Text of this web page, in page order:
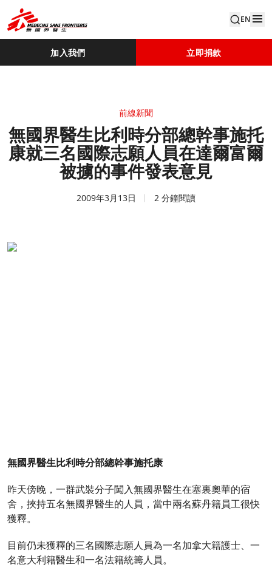
EN
加入我們 立即捐款
前線新聞
無國界醫生比利時分部總幹事施托
康就三名國際志願人員在達爾富爾
被擄的事件發表意見
2009年3月13日 2 分鐘閱讀
無國界醫生比利時分部總幹事施托康
昨天傍晚，一群武裝分子闖入無國界醫生在塞裏奧華的宿
舍，挾持五名無國界醫生的人員，當中兩名蘇丹籍員工很快
獲釋。
目前仍未獲釋的三名國際志願人員為一名加拿大籍護士、一
名意大利籍醫生和一名法籍統籌人員。